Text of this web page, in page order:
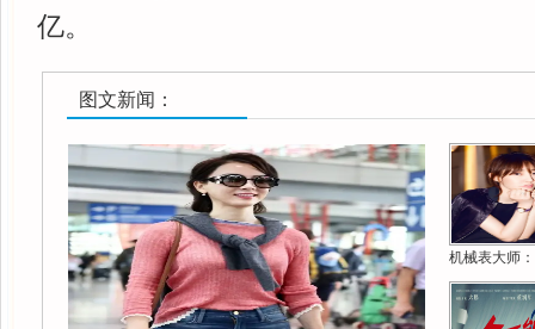
亿。
图文新闻：
机械表大师